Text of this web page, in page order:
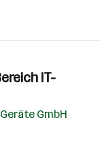
IT-
GmbH